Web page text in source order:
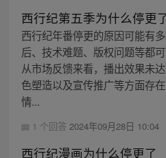
西行纪第五季为什么停更
西行纪年番停更的原因可能有
后、技术难题、版权问题等都
从市场反馈来看，播出效果未
色塑造以及宣传推广等方面存
情...
1 个回答 2024年09月28日 10:04
西行纪漫画为什么停更了